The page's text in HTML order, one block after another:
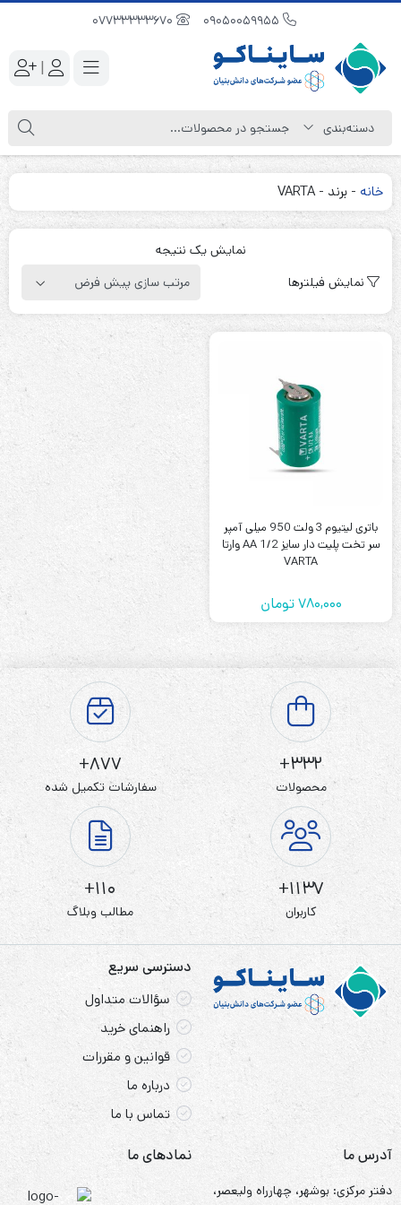
|
خانه - برند -
VARTA
نمایش یک نتیجه
نمایش فیلترها
باتری لیتیوم 3 ولت 950 میلی آمپر
سر تخت پلیت دار سایز 1/2 AA وارتا
VARTA
780,000تومان
332+
محصولات
877+
سفارشات تکمیل شده
1137+
کاربران
110+
مطالب وبلاگ
دسترسی سریع
سؤالات متداول
راهنمای خرید
قوانین و مقررات
درباره ما
تماس با ما
آدرس ما
دفتر مرکزی: بوشهر، چهارراه ولیعصر،
نمادهای ما